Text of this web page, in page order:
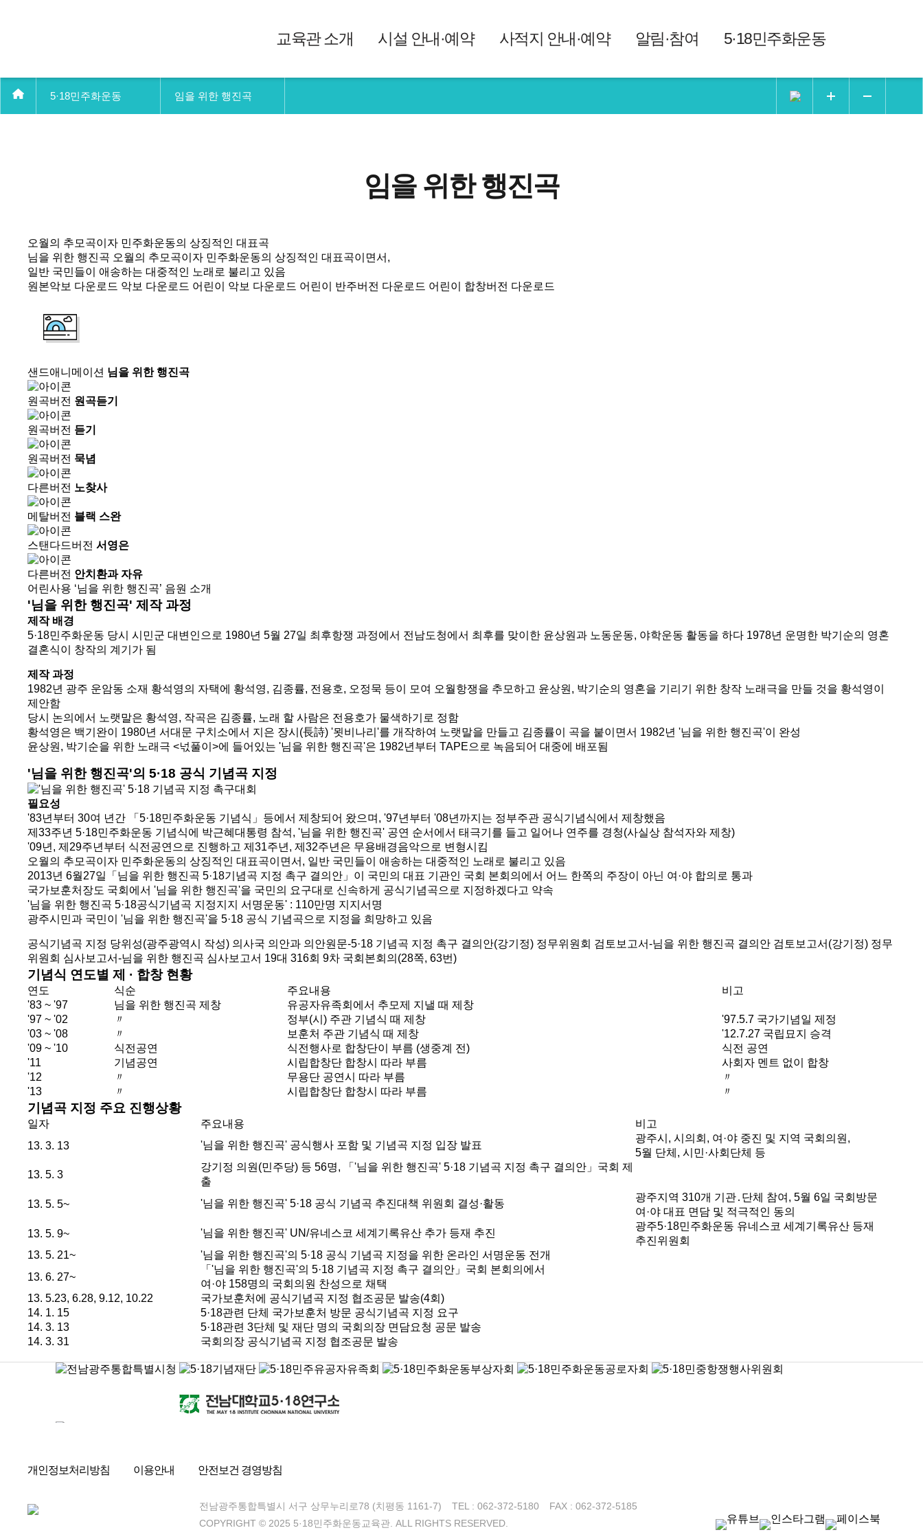
교육관 소개 시설 안내·예약 사적지 안내·예약 알림·참여 5·18민주화운동
5·18민주화운동 임을 위한 행진곡
임을 위한 행진곡
오월의 추모곡이자 민주화운동의 상징적인 대표곡
님을 위한 행진곡 오월의 추모곡이자 민주화운동의 상징적인 대표곡이면서,
일반 국민들이 애송하는 대중적인 노래로 불리고 있음
원본악보 다운로드 악보 다운로드 어린이 악보 다운로드 어린이 반주버전 다운로드 어린이 합창버전 다운로드
샌드애니메이션 님을 위한 행진곡
원곡버전 원곡듣기
원곡버전 듣기
원곡버전 묵념
다른버전 노찾사
메탈버전 블랙 스완
스탠다드버전 서영은
다른버전 안치환과 자유
어린사용 ‘님을 위한 행진곡’ 음원 소개
'님을 위한 행진곡' 제작 과정
제작 배경
5·18민주화운동 당시 시민군 대변인으로 1980년 5월 27일 최후항쟁 과정에서 전남도청에서 최후를 맞이한 윤상원과 노동운동, 야학운동 활동을 하다 1978년 운명한 박기순의 영혼
결혼식이 창작의 계기가 됨
제작 과정
1982년 광주 운암동 소재 황석영의 자택에 황석영, 김종률, 전용호, 오정묵 등이 모여 오월항쟁을 추모하고 윤상원, 박기순의 영혼을 기리기 위한 창작 노래극을 만들 것을 황석영이
제안함
당시 논의에서 노랫말은 황석영, 작곡은 김종률, 노래 할 사람은 전용호가 물색하기로 정함
황석영은 백기완이 1980년 서대문 구치소에서 지은 장시(長詩) '묏비나리'를 개작하여 노랫말을 만들고 김종률이 곡을 붙이면서 1982년 '님을 위한 행진곡'이 완성
윤상원, 박기순을 위한 노래극 <넋풀이>에 들어있는 '님을 위한 행진곡'은 1982년부터 TAPE으로 녹음되어 대중에 배포됨
'님을 위한 행진곡'의 5·18 공식 기념곡 지정
필요성
'83년부터 30여 년간 「5·18민주화운동 기념식」등에서 제창되어 왔으며, '97년부터 '08년까지는 정부주관 공식기념식에서 제창했음
제33주년 5·18민주화운동 기념식에 박근혜대통령 참석, '님을 위한 행진곡' 공연 순서에서 태극기를 들고 일어나 연주를 경청(사실상 참석자와 제창)
'09년, 제29주년부터 식전공연으로 진행하고 제31주년, 제32주년은 무용배경음악으로 변형시킴
오월의 추모곡이자 민주화운동의 상징적인 대표곡이면서, 일반 국민들이 애송하는 대중적인 노래로 불리고 있음
2013년 6월27일「님을 위한 행진곡 5·18기념곡 지정 촉구 결의안」이 국민의 대표 기관인 국회 본회의에서 어느 한쪽의 주장이 아닌 여·야 합의로 통과
국가보훈처장도 국회에서 '님을 위한 행진곡'을 국민의 요구대로 신속하게 공식기념곡으로 지정하겠다고 약속
'님을 위한 행진곡 5·18공식기념곡 지정지지 서명운동' : 110만명 지지서명
광주시민과 국민이 '님을 위한 행진곡'을 5·18 공식 기념곡으로 지정을 희망하고 있음
공식기념곡 지정 당위성(광주광역시 작성) 의사국 의안과 의안원문-5·18 기념곡 지정 촉구 결의안(강기정) 정무위원회 검토보고서-님을 위한 행진곡 결의안 검토보고서(강기정) 정무
위원회 심사보고서-님을 위한 행진곡 심사보고서 19대 316회 9차 국회본회의(28쪽, 63번)
기념식 연도별 제 · 합창 현황
연도 식순 주요내용
비고
'83 ~ '97
님을 위한 행진곡 제창
유공자유족회에서 추모제 지낼 때 제창
'97 ~ '02
〃 정부(시) 주관 기념식 때 제창
'97.5.7 국가기념일 제정
'03 ~ '08
〃 보훈처 주관 기념식 때 제창
'12.7.27 국립묘지 승격
'09 ~ '10
식전공연 식전행사로 합창단이 부름 (생중계 전)
식전 공연
'11
기념공연 시립합창단 합창시 따라 부름
사회자 멘트 없이 합창
'12
〃 무용단 공연시 따라 부름
〃
'13
〃 시립합창단 합창시 따라 부름 〃
기념곡 지정 주요 진행상황
일자 주요내용
비고
13. 3. 13
'님을 위한 행진곡' 공식행사 포함 및 기념곡 지정 입장 발표
광주시, 시의회, 여·야 중진 및 지역 국회의원,
5월 단체, 시민·사회단체 등
13. 5. 3
강기정 의원(민주당) 등 56명, 「'님을 위한 행진곡' 5·18 기념곡 지정 촉구 결의안」국회 제
출
13. 5. 5~
'님을 위한 행진곡' 5·18 공식 기념곡 추진대책 위원회 결성·활동
광주지역 310개 기관․단체 참여, 5월 6일 국회방문
여·야 대표 면담 및 적극적인 동의
13. 5. 9~
'님을 위한 행진곡' UN/유네스코 세계기록유산 추가 등재 추진
광주5·18민주화운동 유네스코 세계기록유산 등재
추진위원회
13. 5. 21~
'님을 위한 행진곡'의 5·18 공식 기념곡 지정을 위한 온라인 서명운동 전개
13. 6. 27~
「'님을 위한 행진곡'의 5·18 기념곡 지정 촉구 결의안」국회 본회의에서
여·야 158명의 국회의원 찬성으로 채택
13. 5.23, 6.28, 9.12, 10.22
국가보훈처에 공식기념곡 지정 협조공문 발송(4회)
14. 1. 15
5·18관련 단체 국가보훈처 방문 공식기념곡 지정 요구
14. 3. 13
5·18관련 3단체 및 재단 명의 국회의장 면담요청 공문 발송
14. 3. 31
국회의장 공식기념곡 지정 협조공문 발송
개인정보처리방침 이용안내 안전보건 경영방침
전남광주통합특별시 서구 상무누리로78 (치평동 1161-7) TEL : 062-372-5180
FAX : 062-372-5185
COPYRIGHT © 2025 5·18민주화운동교육관.ALL RIGHTS RESERVED.